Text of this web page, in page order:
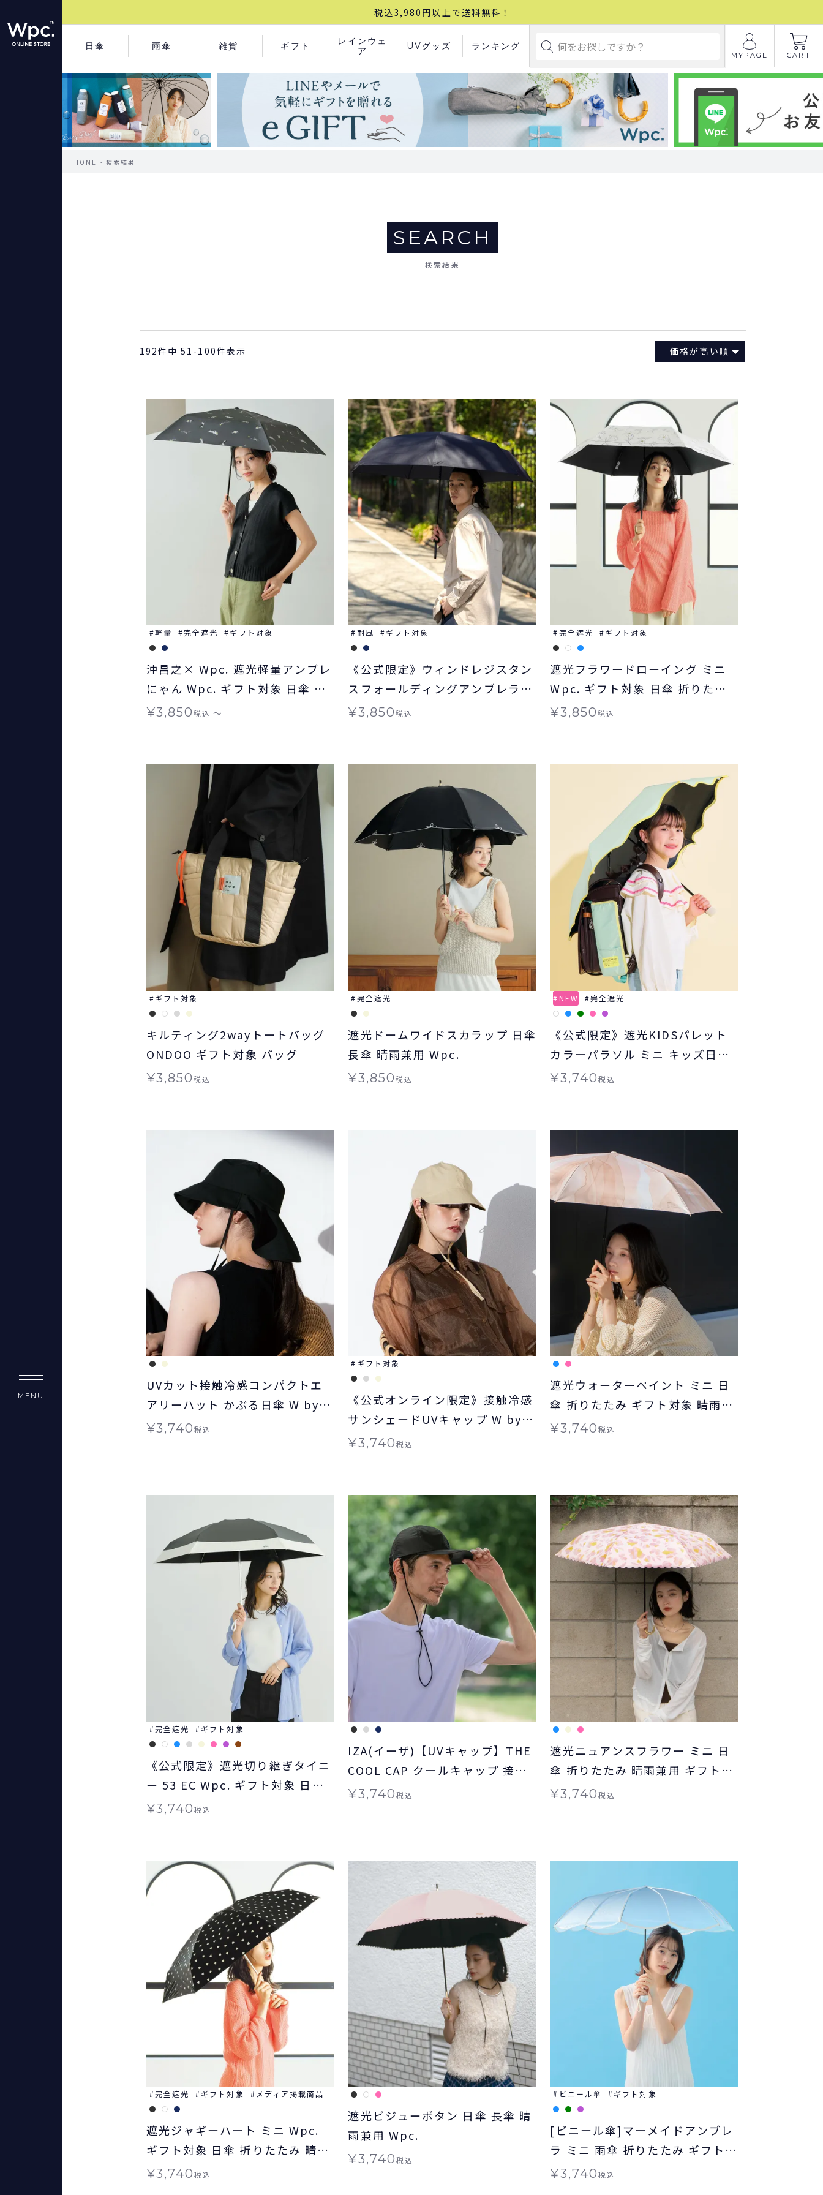
税込3,980円以上で送料無料！
日傘 雨傘 雑貨 ギフト
レインウェ
ア
UVグッズ ランキング
MYPAGE CART
HOME 検索結果
SEARCH
検索結果
価格が高い順
192件中 51 - 100件表示
軽量 完全遮光 ギフト対象
沖昌之× Wpc. 遮光軽量アンブレ
にゃん Wpc. ギフト対象 日傘 折
りたたみ 晴雨兼用
¥3,850税込 〜
耐風 ギフト対象
《公式限定》ウィンドレジスタン
スフォールディングアンブレラ
WIND RESISTANCE FOLDING
¥3,850税込
完全遮光 ギフト対象
遮光フラワードローイング ミニ
Wpc. ギフト対象 日傘 折りたた
み傘 晴雨兼用
¥3,850税込
ギフト対象
キルティング2wayトートバッグ
ONDOO ギフト対象 バッグ
¥3,850税込
完全遮光
遮光ドームワイドスカラップ 日傘
長傘 晴雨兼用 Wpc.
¥3,850税込
NEW 完全遮光
《公式限定》遮光KIDSパレット
カラーパラソル ミニ キッズ日傘
折りたたみ傘 子ども用
¥3,740税込
UVカット接触冷感コンパクトエ
アリーハット かぶる日傘 W by
Wpc. 帽子 ギフト対象 W by
¥3,740税込
ギフト対象
《公式オンライン限定》接触冷感
サンシェードUVキャップ W by
Wpc. 帽子 ギフト対象 グッズ ≪
¥3,740税込
遮光ウォーターペイント ミニ 日
傘 折りたたみ ギフト対象 晴雨兼
用 Wpc.
¥3,740税込
完全遮光 ギフト対象
《公式限定》遮光切り継ぎタイニ
ー 53 EC Wpc. ギフト対象 日傘
折りたたみ 切り継ぎタイニー 大
¥3,740税込
IZA(イーザ)【UVキャップ】THE
COOL CAP クールキャップ 接触
冷感 帽子 UV グッズ キャップ ギ
¥3,740税込
遮光ニュアンスフラワー ミニ 日
傘 折りたたみ 晴雨兼用 ギフト対
象 Wpc.
¥3,740税込
完全遮光 ギフト対象 メディア掲載商品
遮光ジャギーハート ミニ Wpc.
ギフト対象 日傘 折りたたみ 晴雨
兼用
¥3,740税込
遮光ビジューボタン 日傘 長傘 晴
雨兼用 Wpc.
¥3,740税込
ビニール傘 ギフト対象
[ビニール傘]マーメイドアンブレ
ラ ミニ 雨傘 折りたたみ ギフト対
象 Wpc.
¥3,740税込
MENU